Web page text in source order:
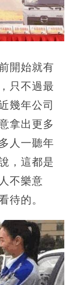
開始就有
只不過最
幾年公司
拿出更多
人一聽年
，這都是
不樂意
待的。